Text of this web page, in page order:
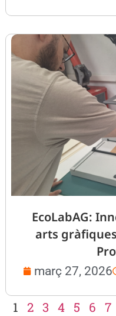
EcoLabAG:
arts
març 27, 2026
1 2 3 4 5 6 7